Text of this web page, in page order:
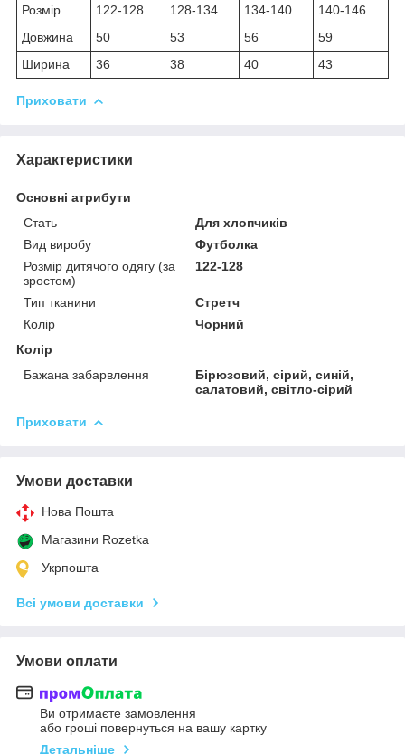
Розмір 122-128 128-134 134-140
140-146
Довжина
50 53 56
59
Ширина
36 38 40 43
Приховати
Характеристики
Основні атрибути
Стать
Для хлопчиків
Вид виробу
Футболка
Розмір дитячого одягу (за
зростом)
122-128
Тип тканини
Стретч
Колір
Чорний
Колір
Бажана забарвлення
Бірюзовий, сірий, синій,
салатовий, світло-сірий
Приховати
Умови доставки
Нова Пошта
Магазини Rozetka
Укрпошта
Всі умови доставки
Умови оплати
Ви отримаєте замовлення
або гроші повернуться на вашу картку
Детальніше